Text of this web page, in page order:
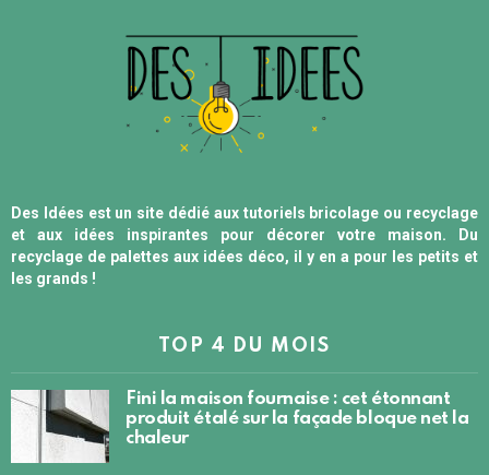
Des Idées est un site dédié aux tutoriels bricolage ou recyclage
et aux idées inspirantes pour décorer votre maison. Du
recyclage de palettes aux idées déco, il y en a pour les petits et
les grands !
TOP 4 DU MOIS
Fini la maison fournaise : cet étonnant
produit étalé sur la façade bloque net la
chaleur